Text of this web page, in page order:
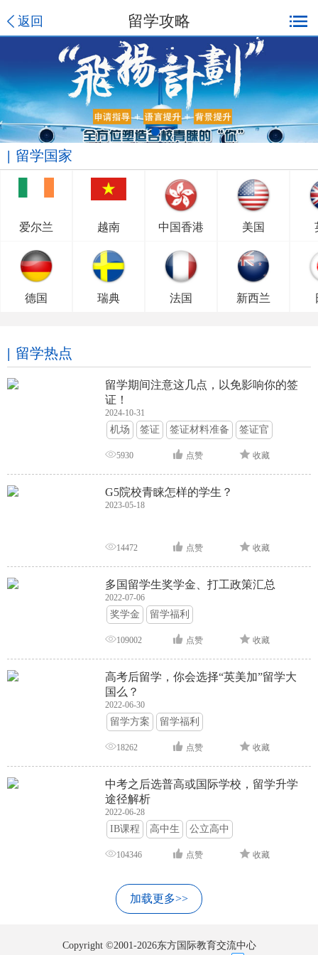
返回 留学攻略
留学国家
爱尔兰 越南 中国香港 美国
德国 瑞典 法国 新西兰
留学热点
留学期间注意这几点，以免影响你的签
证！
2024-10-31
机场 签证 签证材料准备 签证官
签证面试 签证申请攻略
5930 点赞 收藏
G5院校青睐怎样的学生？
2023-05-18
14472 点赞 收藏
多国留学生奖学金、打工政策汇总
2022-07-06
奖学金 留学福利
109002 点赞 收藏
高考后留学，你会选择“英美加”留学大
国么？
2022-06-30
留学方案 留学福利
18262 点赞 收藏
中考之后选普高或国际学校，留学升学
途径解析
2022-06-28
IB课程 高中生 公立高中
104346 点赞 收藏
加载更多>>
Copyright ©2001-2026东方国际教育交流中心